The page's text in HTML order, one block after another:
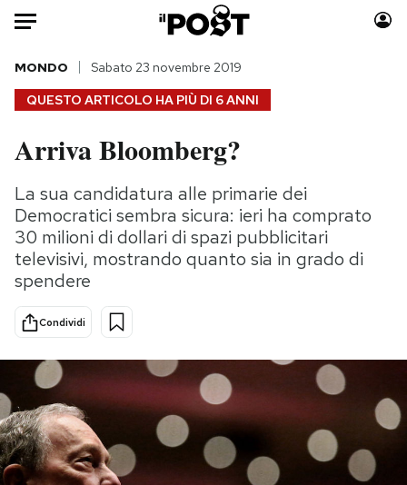
Auto
HOME
Italia
Politica
Tecnologia
Internet
Scienza
Cultura
Economia
Sport
Moda
Consumismi
Storie/Idee
Ok Boomer!
Mondiali calcio 2026
PODCAST
QUESTO ARTICOLO HA PIÙ DI 6 ANNI
MONDO Sabato 23 novembre 2019
Arriva Bloomberg?
La sua candidatura alle primarie dei
Democratici sembra sicura: ieri ha comprato
30 milioni di dollari di spazi pubblicitari
televisivi, mostrando quanto sia in grado di
spendere
Condividi